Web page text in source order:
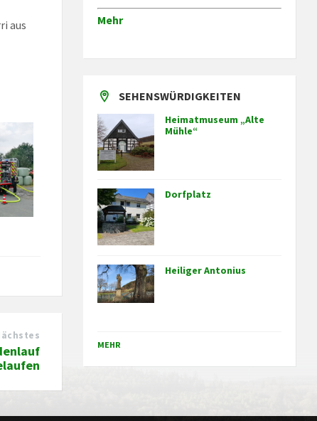
aus
Mehr
SEHENSWÜRDIGKEITEN
Heimatmuseum „Alte
Mühle“
Dorfplatz
Heiliger Antonius
MEHR